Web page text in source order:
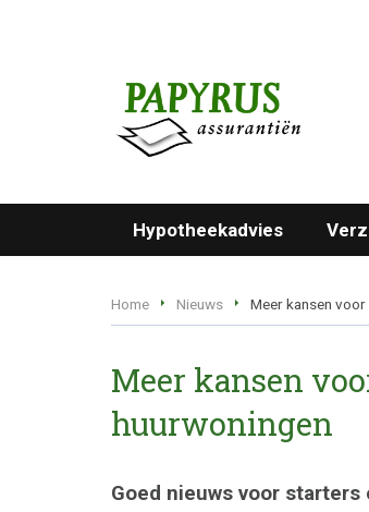
Hypotheekadvies
Home Nieuws Meer kansen
Meer kansen
huurwoningen
Goed nieuws voor